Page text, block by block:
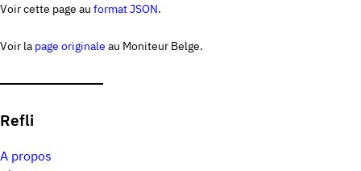
Voir cette page au format JSON.
Voir la page originale au Moniteur Belge.
Refli
A propos